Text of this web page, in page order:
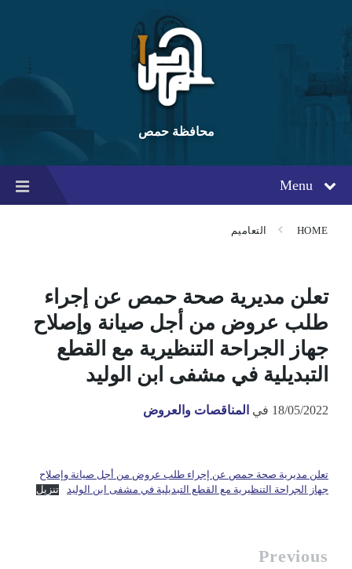
content
main
navigation
footer
محافظة حمص
Menu
HOME التعاميم
تعلن مديرية صحة حمص عن إجراء
طلب عروض من أجل صيانة وإصلاح
جهاز الجراحة التنظيرية مع القطع
التبديلية في مشفى ابن الوليد
18/05/2022 في المناقصات والعروض
تعلن مديرية صحة حمص عن إجراء طلب عروض من أجل صيانة وإصلاح
جهاز الجراحة التنظيرية مع القطع التبديلية في مشفى ابن الوليد
تنزيل
Previous